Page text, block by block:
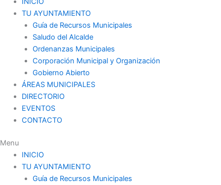
TU AYUNTAMIENTO
Guía de Recursos Municipales
Saludo del Alcalde
Ordenanzas Municipales
Corporación Municipal y Organización
Gobierno Abierto
ÁREAS MUNICIPALES
DIRECTORIO
EVENTOS
CONTACTO
Menu
INICIO
TU AYUNTAMIENTO
Guía de Recursos Municipales